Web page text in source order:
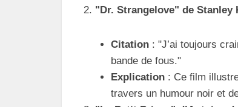
"Dr. Strangelove" de Stanley
Citation: "J’ai toujours
bande de fous."
Explication: Ce film illustre
travers un humour noir et